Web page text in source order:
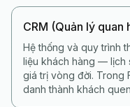
CRM (Quản lý quan
Hệ thống và quy trình
liệu khách hàng — lịch
giá trị vòng đời. Trong
danh thành khách